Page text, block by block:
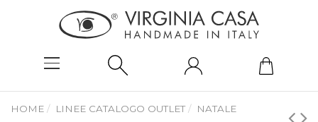
HOME LINEE CATALOGO OUTLET
NATALE